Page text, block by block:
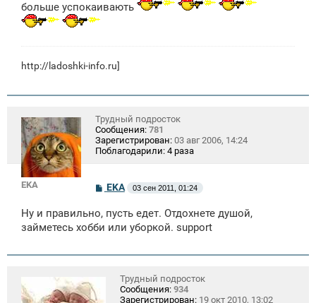
больше успокаивають
http://ladoshki-info.ru]
EKA
Трудный подросток
Сообщения: 781
Зарегистрирован: 03 авг 2006, 14:24
Поблагодарили: 4 раза
С
б
щ
и
EKA 03 сен 2011, 01:24
Ну и правильно, пусть едет. Отдохнете душой,
займетесь хобби или уборкой. support
Трудный подросток
Сообщения: 934
Зарегистрирован: 19 окт 2010, 13:02